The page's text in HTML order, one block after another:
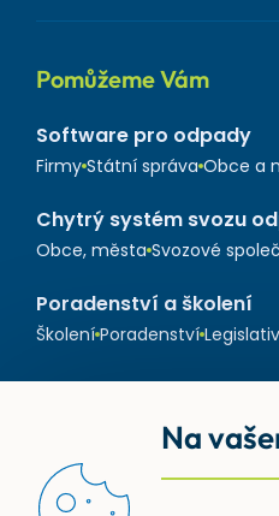
Pomůžeme Vám
Software pro odpady
Firmy Státní správa Obce a
Chytrý systém svozu
Obce, města Svozové
Poradenství a školení
Školení Poradenství
Na